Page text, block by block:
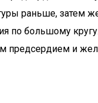
раньше, затем
по большому
и